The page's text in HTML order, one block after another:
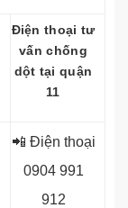
Điện thoại tư
vấn chống
dột tại quận
11
📲 Điện thoại
0904 991
912